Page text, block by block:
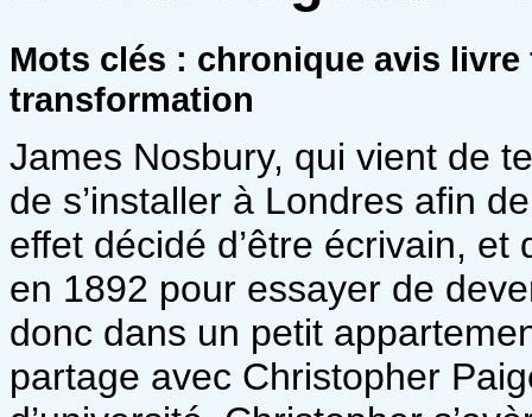
Mots clés : chronique avis
transformation
James Nosbury, qui vient de
de s’installer à Londres afin
effet décidé d’être écrivain,
en 1892 pour essayer de
donc dans un petit
partage avec Christopher